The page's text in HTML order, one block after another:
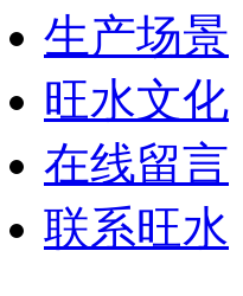
生产场景
旺水文化
在线留言
联系旺水